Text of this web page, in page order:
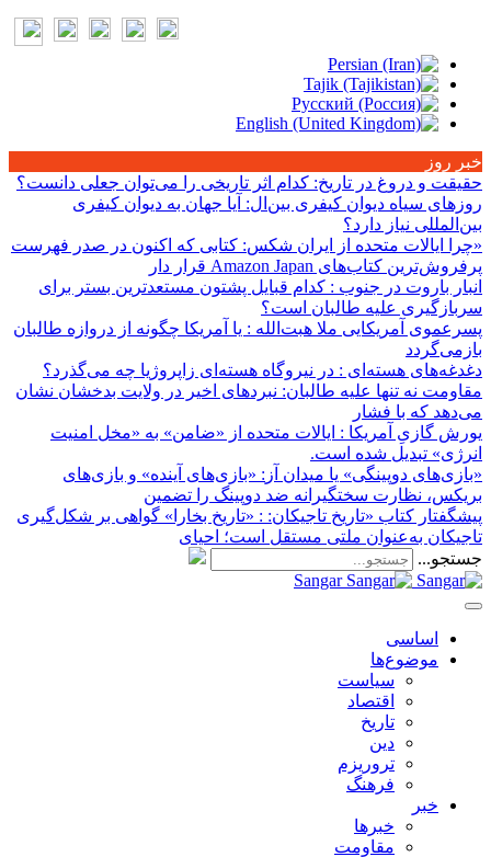
خبر روز
حقیقت و دروغ در تاریخ: کدام اثر تاریخی را می‌توان جعلی دانست؟
روزهای سیاه دیوان کیفری بین‌ال: آیا جهان به دیوان کیفری
بین‌المللی نیاز دارد؟
«چرا ایالات متحده از ایران شکس: کتابی که اکنون در صدر فهرست
پرفروش‌ترین کتاب‌های Amazon Japan قرار دار
انبار باروت در جنوب : کدام قبایل پشتون مستعدترین بستر برای
سربازگیری علیه طالبان است؟
پسرعموی آمریکایی ملا هبت‌الله : یا آمریکا چگونه از دروازه طالبان
بازمی‌گردد
دغدغه‌های هسته‌ای : در نیروگاه هسته‌ای زاپروژیا چه می‌گذرد؟
مقاومت نه تنها علیه طالبان: نبردهای اخیر در ولایت بدخشان نشان
می‌دهد که با فشار
یورش گازیِ آمریکا : ایالات متحده از «ضامن» به «مخل امنیت
انرژی» تبدیل شده است.
«بازی‌های دوپینگی» یا میدان آز : «بازی‌های آینده» و بازی‌های
بریکس، نظارت سختگیرانه ضد دوپینگ را تضمین
پیشگفتار کتاب «تاریخ تاجیکان: : «تاریخ بخارا» گواهی بر شکل‌گیری
تاجیکان به‌عنوان ملتی مستقل است؛ احیای
جستجو...
Sangar
اساسی
موضوع‌ها
سیاست
اقتصاد
تاریخ
دین
تروریزم
فرهنگ
خبر
خبر‌ها
مقاومت